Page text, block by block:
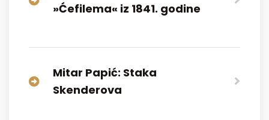
»Ćefilema« iz 1841. godine
Mitar Papić: Staka
Skenderova